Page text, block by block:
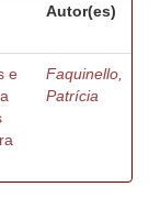
Autor(es)
e
Faquinello,
Patrícia